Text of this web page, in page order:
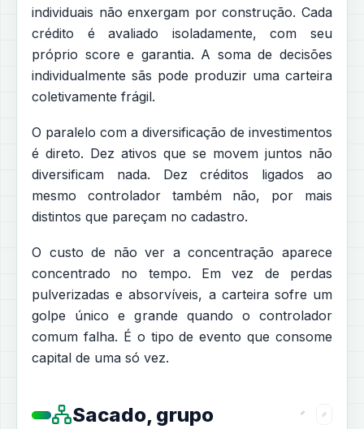
individuais não enxergam por construção. Cada
crédito é avaliado isoladamente, com seu
próprio score e garantia. A soma de decisões
individualmente sãs pode produzir uma carteira
coletivamente frágil.
O paralelo com a diversificação de investimentos
é direto. Dez ativos que se movem juntos não
diversificam nada. Dez créditos ligados ao
mesmo controlador também não, por mais
distintos que pareçam no cadastro.
O custo de não ver a concentração aparece
concentrado no tempo. Em vez de perdas
pulverizadas e absorvíveis, a carteira sofre um
golpe único e grande quando o controlador
comum falha. É o tipo de evento que consome
capital de uma só vez.
Sacado, grupo